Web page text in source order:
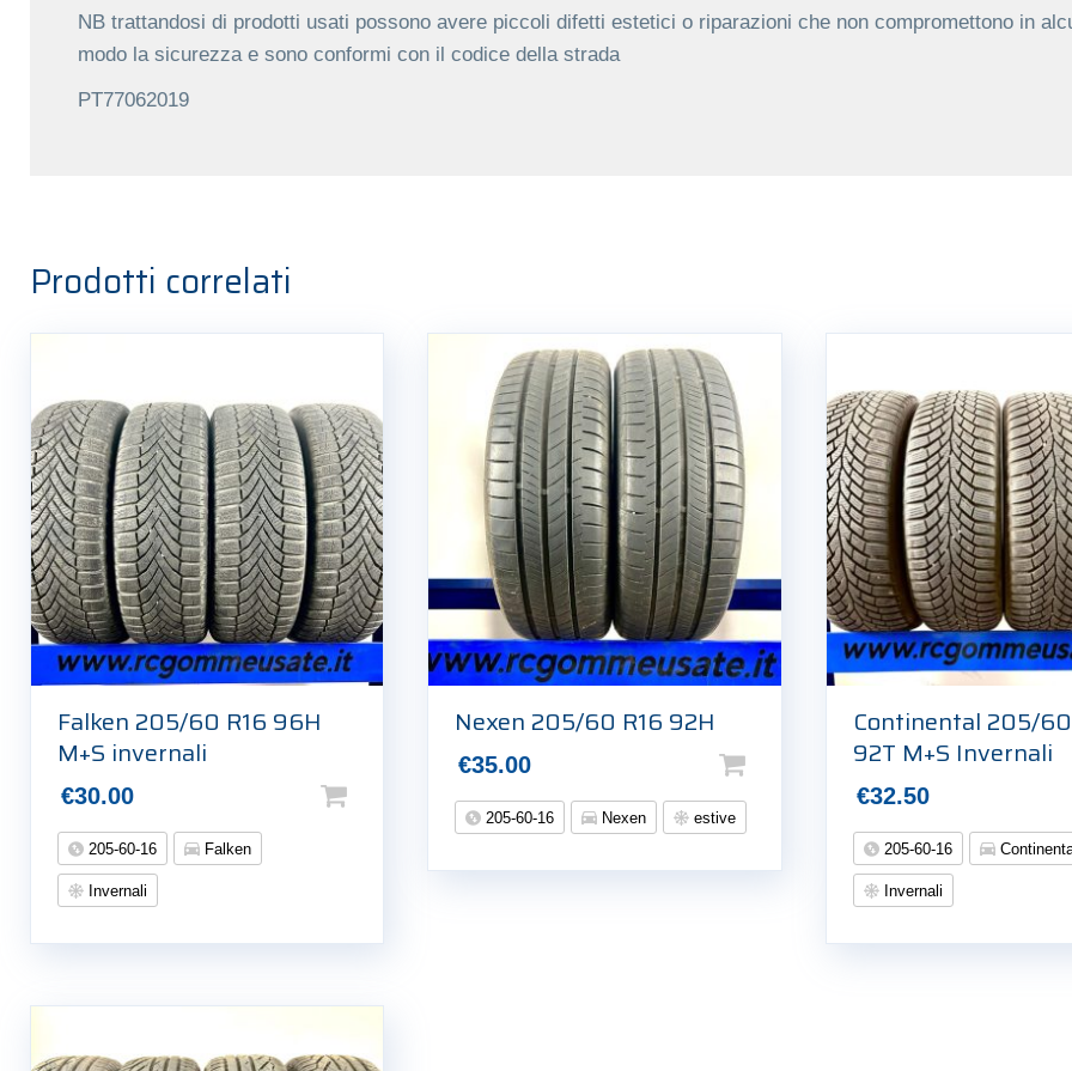
NB trattandosi di prodotti usati possono avere piccoli difetti estetici o riparazioni che non compromettono in
modo la sicurezza e sono conformi con il codice della strada
PT77062019
Prodotti correlati
Falken 205/60 R16 96H
M+S invernali
€30.00
205-60-16 Falken
Invernali
Nexen 205/60 R16 92H
€35.00
205-60-16 Nexen estive
Continental 205/
92T M+S Invernali
€32.50
205-60-16
Invernali